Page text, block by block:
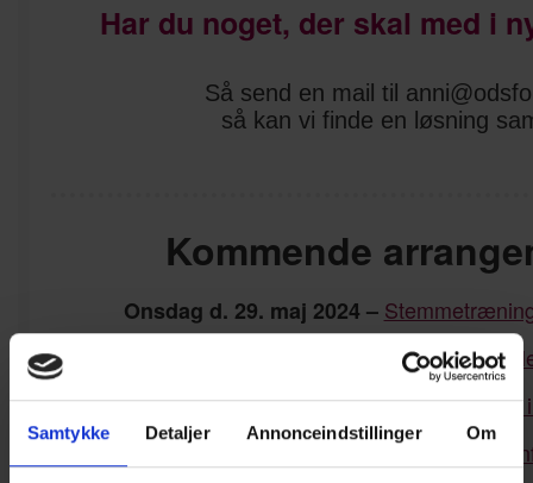
Samtykke Detaljer Annonceindstillinger Om
Har du noget, der skal med i
Så send en mail til
så kan vi finde en løsning
Kommende
Onsdag d. 29. maj 2024 –
Mandag d. 3. juni 2024 –
Tirsdag d. 4. juni 2024 –Faglært Arbejdskraft
Tirsdag d. 4. juni 2024 –
ESG